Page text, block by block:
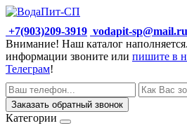
+7(903)209-3919 vodapit-sp@mail.ru
Внимание! Наш каталог
информации звоните или пишите в
Телеграм!
Заказать обратный звонок
Категории